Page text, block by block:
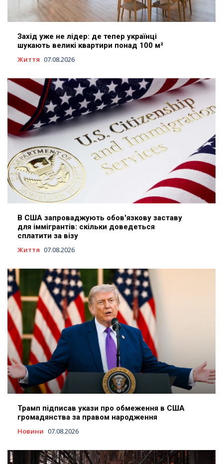
Захід уже не лідер: де тепер українці
шукають великі квартири понад 100 м²
Життя 07.08.2026
В США запроваджують обов'язкову заставу
для іммігрантів: скільки доведеться
сплатити за візу
Життя 07.08.2026
Трамп підписав укази про обмеження в США
громадянства за правом народження
Новини 07.08.2026